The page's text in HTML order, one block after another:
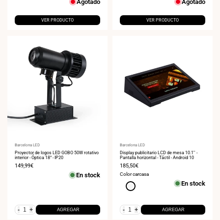
Agotado
VER PRODUCTO
Agotado
VER PRODUCTO
Proveedor:
Barcelona LED
Proyector de logos LED GOBO 50W rotativo
interior - Óptica 18° - IP20
Precio
149,99€
En stock
- + AGREGAR
Proveedor:
Barcelona LED
Display publicitario LCD de mesa 10.1'' -
Pantalla horizontal - Táctil - Android 10
Precio
de
venta
185,50€
Color carcasa
Blanco En stock
- + AGREGAR